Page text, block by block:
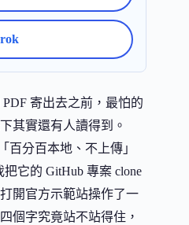
寄出去之前，最怕的
其實還有人讀得到。
百分百本地、不上傳」
它的 GitHub 專案 clone
開官方示範站操作了一
個字究竟站不站得住，